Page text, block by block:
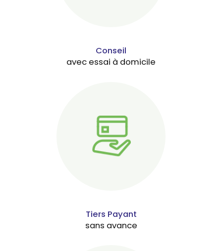
Conseil
avec essai à domicile
Tiers Payant
sans avance